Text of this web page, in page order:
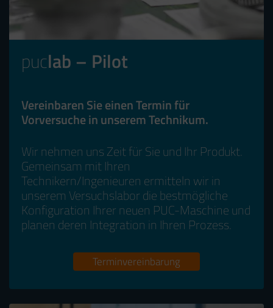
puclab – Pilot
Vereinbaren Sie einen Termin für
Vorversuche in unserem Technikum.
Wir nehmen uns Zeit für Sie und Ihr Produkt.
Gemeinsam mit Ihren
Technikern/Ingenieuren ermitteln wir in
unserem Versuchslabor die bestmögliche
Konfiguration Ihrer neuen PUC-Maschine und
planen deren Integration in Ihren Prozess.
Terminvereinbarung